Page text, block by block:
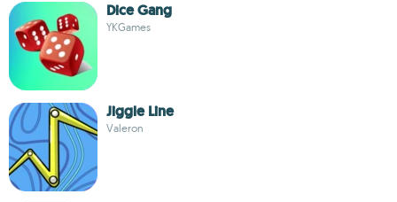
Dice Gang
YKGames
Jiggle Line
Valeron